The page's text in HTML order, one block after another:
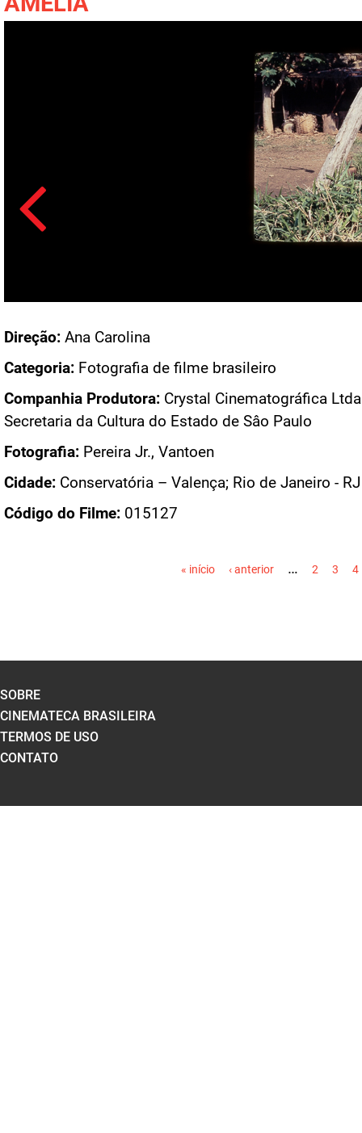
Direção: Ana Carolina
Categoria: Fotografia de filme brasileiro
Companhia Produtora: Crystal Cinematográfica
Secretaria da Cultura do Estado de Sâo Paulo
Fotografia: Pereira Jr., Vantoen
Cidade: Conservatória – Valença; Rio de Janeiro - RJ
Código do Filme: 015127
« início ‹ anterior … 2 3 4
SOBRE
CINEMATECA BRASILEIRA
TERMOS DE USO
CONTATO